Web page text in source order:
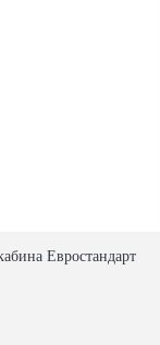
Евростандарт